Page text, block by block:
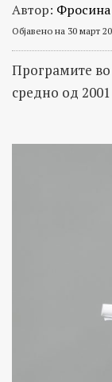
Автор:
Објавено на 30 март
Програмите во
средно од